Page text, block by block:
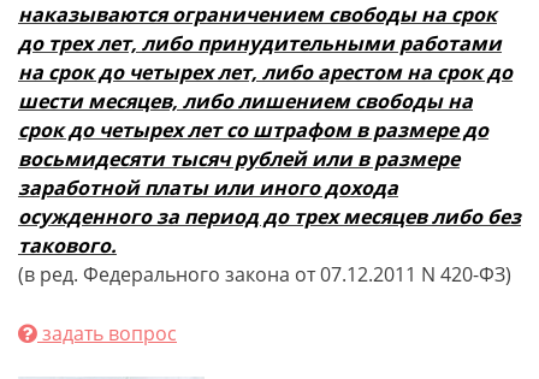
наказываются ограничением свободы на срок
до трех лет, либо принудительными работами
на срок до четырех лет, либо арестом на срок до
шести месяцев, либо лишением свободы на
срок до четырех лет со штрафом в размере до
восьмидесяти тысяч рублей или в размере
заработной платы или иного дохода
осужденного за период до трех месяцев либо без
такового.
(в ред. Федерального закона от 07.12.2011 N 420-ФЗ)
задать вопрос